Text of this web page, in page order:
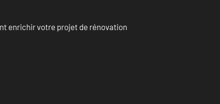
enrichir votre projet de rénovation